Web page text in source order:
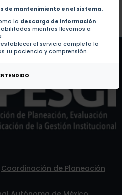
de mantenimiento en el sistema.
la descarga de información
mientras llevamos a
el servicio completo lo
tu paciencia y comprensión.
de este autor.
Coordinación de Planeación